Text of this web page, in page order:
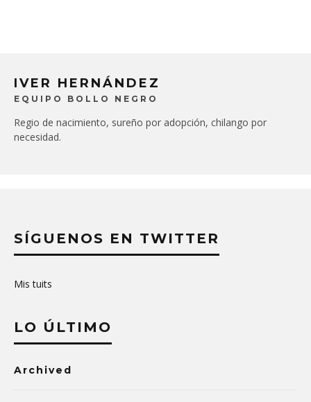
IVER HERNÁNDEZ
EQUIPO BOLLO NEGRO
Regio de nacimiento, sureño por adopción, chilango por
necesidad.
SÍGUENOS EN TWITTER
Mis tuits
LO ÚLTIMO
Archived